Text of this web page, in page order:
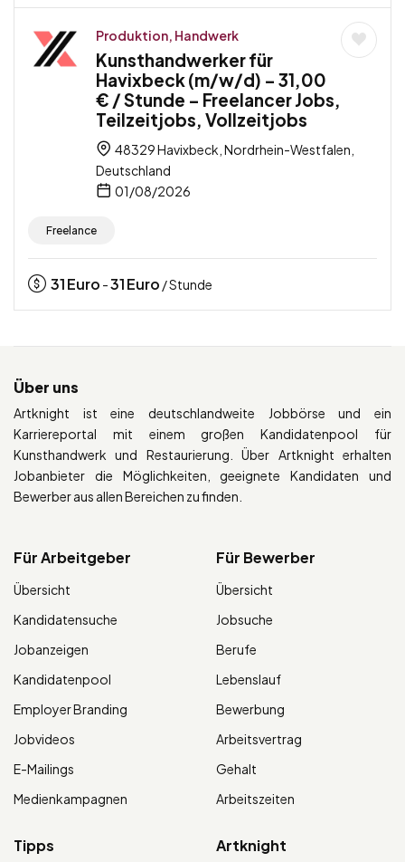
Produktion, Handwerk
Kunsthandwerker für
Havixbeck (m/w/d) – 31,00
€ / Stunde – Freelancer Jobs,
Teilzeitjobs, Vollzeitjobs
48329 Havixbeck, Nordrhein-Westfalen,
Deutschland
01/08/2026
Freelance
31Euro -31Euro / Stunde
Über uns
Artknight ist eine deutschlandweite Jobbörse und ein
Karriereportal mit einem großen Kandidatenpool für
Kunsthandwerk und Restaurierung. Über Artknight erhalten
Jobanbieter die Möglichkeiten, geeignete Kandidaten und
Bewerber aus allen Bereichen zu finden.
Für Arbeitgeber
Übersicht
Kandidatensuche
Jobanzeigen
Kandidatenpool
Employer Branding
Jobvideos
E-Mailings
Medienkampagnen
Für Bewerber
Übersicht
Jobsuche
Berufe
Lebenslauf
Bewerbung
Arbeitsvertrag
Gehalt
Arbeitszeiten
Tipps Artknight